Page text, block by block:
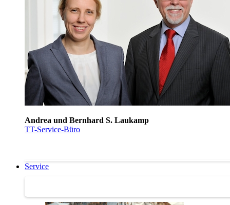
Andrea und Bernhard S. Laukamp
TT-Service-Büro
Service